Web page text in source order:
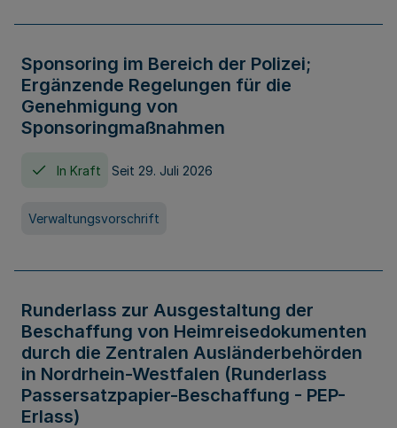
Sponsoring im Bereich der Polizei;
Ergänzende Regelungen für die
Genehmigung von
Sponsoringmaßnahmen
In Kraft Seit 29. Juli 2026
Verwaltungsvorschrift
Runderlass zur Ausgestaltung der
Beschaffung von Heimreisedokumenten
durch die Zentralen Ausländerbehörden
in Nordrhein-Westfalen (Runderlass
Passersatzpapier-Beschaffung - PEP-
Erlass)